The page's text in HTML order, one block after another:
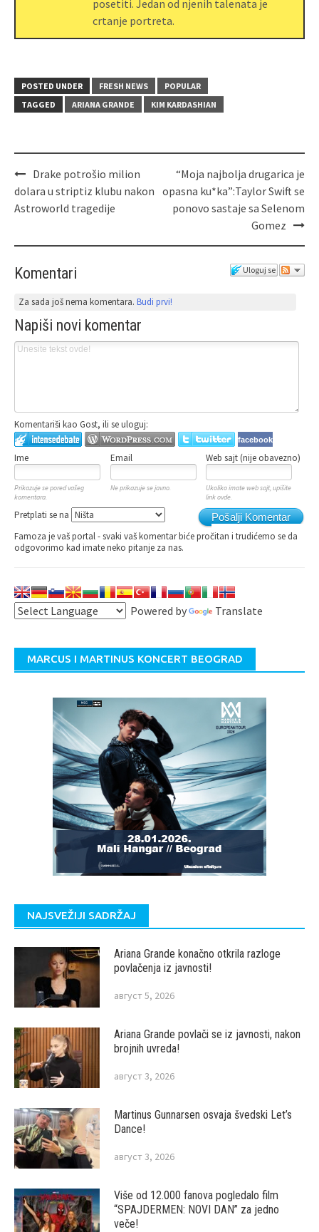
posetiti. Jedan od njenih talenata je
crtanje portreta.
POSTED UNDER FRESH NEWS
POPULAR
TAGGED
ARIANA GRANDE KIM KARDASHIAN
Drake potrošio milion
dolara u striptiz klubu nakon
Astroworld tragedije
“Moja najbolja drugarica je
opasna ku*ka”:Taylor Swift se
ponovo sastaje sa Selenom
Gomez
Uloguj se
Komentari
Za sada još nema komentara.Budi prvi!
Napiši novi komentar
Komentariši kao Gost, ili se uloguj:
facebook
Ime Email Web sajt (nije obavezno)
Prikazuje se pored vašeg
komentara.
Ne prikazuje se javno.
Ukoliko imate web sajt, upišite
link ovde.
Pošalji Komentar
Pretplati se na
Famoza je vaš portal - svaki vaš komentar biće pročitan i trudićemo se da
odgovorimo kad imate neko pitanje za nas.
Powered by Translate
MARCUS I MARTINUS KONCERT BEOGRAD
NAJSVEŽIJI SADRŽAJ
Ariana Grande konačno otkrila razloge
povlačenja iz javnosti!
август 5, 2026
Ariana Grande povlači se iz javnosti, nakon
brojnih uvreda!
август 3, 2026
Martinus Gunnarsen osvaja švedski Let’s
Dance!
август 3, 2026
Više od 12.000 fanova pogledalo film
“SPAJDERMEN: NOVI DAN” za jedno
veče!